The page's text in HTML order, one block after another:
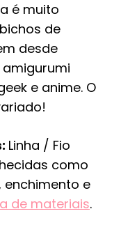
é muito
de
desde
e anime. O
Linha / Fio
como
enchimento e
de materiais.